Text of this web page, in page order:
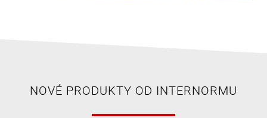
NOVÉ PRODUKTY OD INTERNORMU